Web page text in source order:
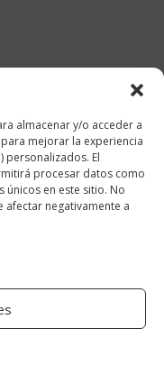
almacenar y/o acceder a
mejorar la experiencia
personalizados. El
procesar datos como
únicos en este sitio. No
negativamente a